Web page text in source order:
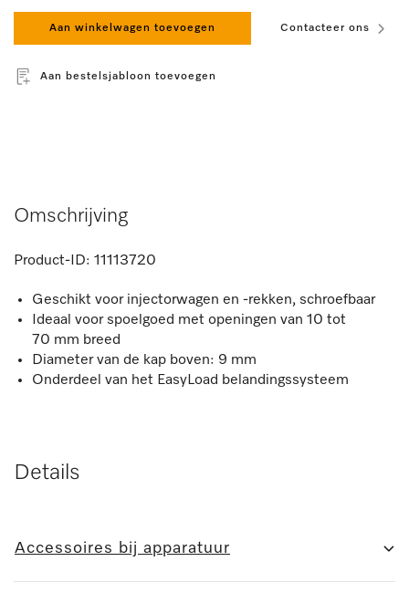
Aan winkelwagen toevoegen Contacteer ons
Aan bestelsjabloon toevoegen
Omschrijving
Product-ID: 11113720
Geschikt voor injectorwagen en -rekken, schroefbaar
Ideaal voor spoelgoed met openingen van 10 tot
70 mm breed
Diameter van de kap boven: 9 mm
Onderdeel van het EasyLoad belandingssysteem
Details
Accessoires bij apparatuur